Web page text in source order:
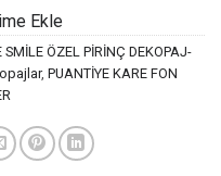
Ekle
SMİLE ÖZEL PİRİNÇ DEKOPAJ-
, PUANTİYE KARE FON